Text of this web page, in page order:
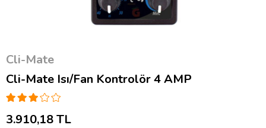
Cli-Mate
Cli-Mate Isı/Fan Kontrolör 4 AMP
3.910,18 TL